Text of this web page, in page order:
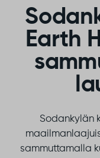
Earth
Sodankylän
sammuttamalla